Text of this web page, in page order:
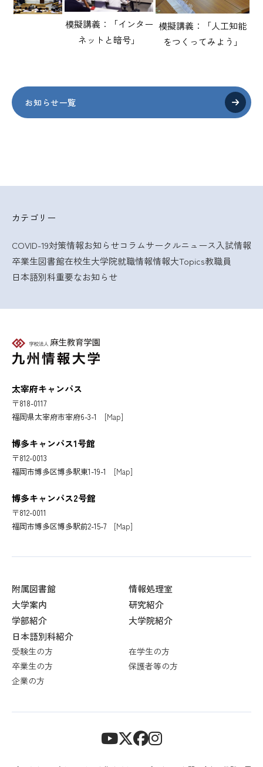
模擬講義：「インター
ネットと暗号」
模擬講義：「人工知能
をつくってみよう」
お知らせ一覧
カテゴリー
COVID-19対策情報お知らせコラムサークルニュース入試情報
卒業生図書館在校生大学院就職情報情報大Topics教職員
日本語別科重要なお知らせ
太宰府キャンパス
〒818-0117
福岡県太宰府市宰府6-3-1 [Map]
博多キャンパス1号館
〒812-0013
福岡市博多区博多駅東1-19-1 [Map]
博多キャンパス2号館
〒812-0011
福岡市博多区博多駅前2-15-7 [Map]
附属図書館
情報処理室
大学案内
研究紹介
学部紹介
大学院紹介
日本語別科紹介
受験生の方
在学生の方
卒業生の方
保護者等の方
企業の方